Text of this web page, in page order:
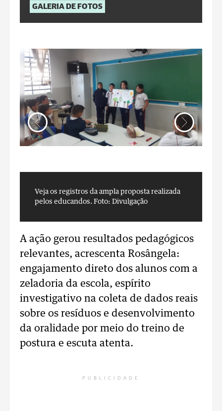
GALERIA DE FOTOS
Veja os registros da ampla proposta realizada
pelos educandos. Foto: Divulgação
A ação gerou resultados pedagógicos
relevantes, acrescenta Rosângela:
engajamento direto dos alunos com a
zeladoria da escola, espírito
investigativo na coleta de dados reais
sobre os resíduos e desenvolvimento
da oralidade por meio do treino de
postura e escuta atenta.
PUBLICIDADE